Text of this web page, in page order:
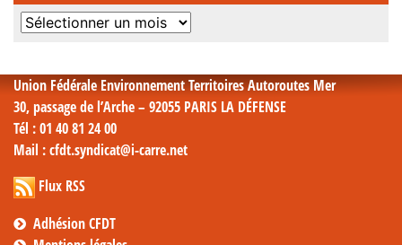
Archives
Union Fédérale Environnement Territoires Autoroutes Mer
30, passage de l’Arche – 92055 PARIS LA DÉFENSE
Tél : 01 40 81 24 00
Mail : cfdt.syndicat@i-carre.net
Flux RSS
Adhésion CFDT